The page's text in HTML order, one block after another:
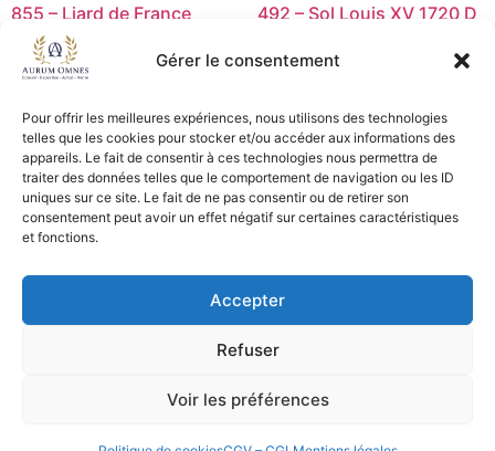
Gérer le consentement
Pour offrir les meilleures expériences, nous utilisons des technologies
telles que les cookies pour stocker et/ou accéder aux informations des
appareils. Le fait de consentir à ces technologies nous permettra de
traiter des données telles que le comportement de navigation ou les ID
uniques sur ce site. Le fait de ne pas consentir ou de retirer son
consentement peut avoir un effet négatif sur certaines caractéristiques
et fonctions.
Accepter
Refuser
Voir les préférences
855 – Liard de France
incus – TB+
39,00€
Ajouter au panier
492 – Sol Louis XV 1720 D
25,00€
Lire la suite
CGV - CGL
Copyright © 2026 Aurum Omnes